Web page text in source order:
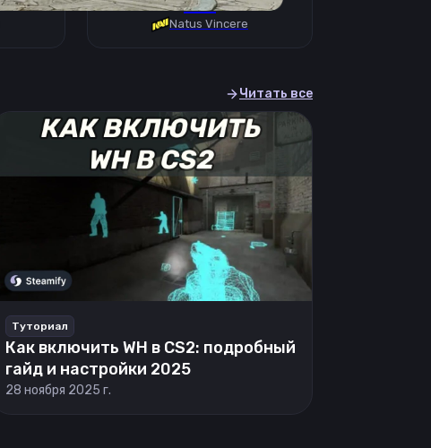
B1T
Natus Vincere
Читать все
Туториал
Как включить WH в CS2: подробный
гайд и настройки 2025
28 ноября 2025 г.